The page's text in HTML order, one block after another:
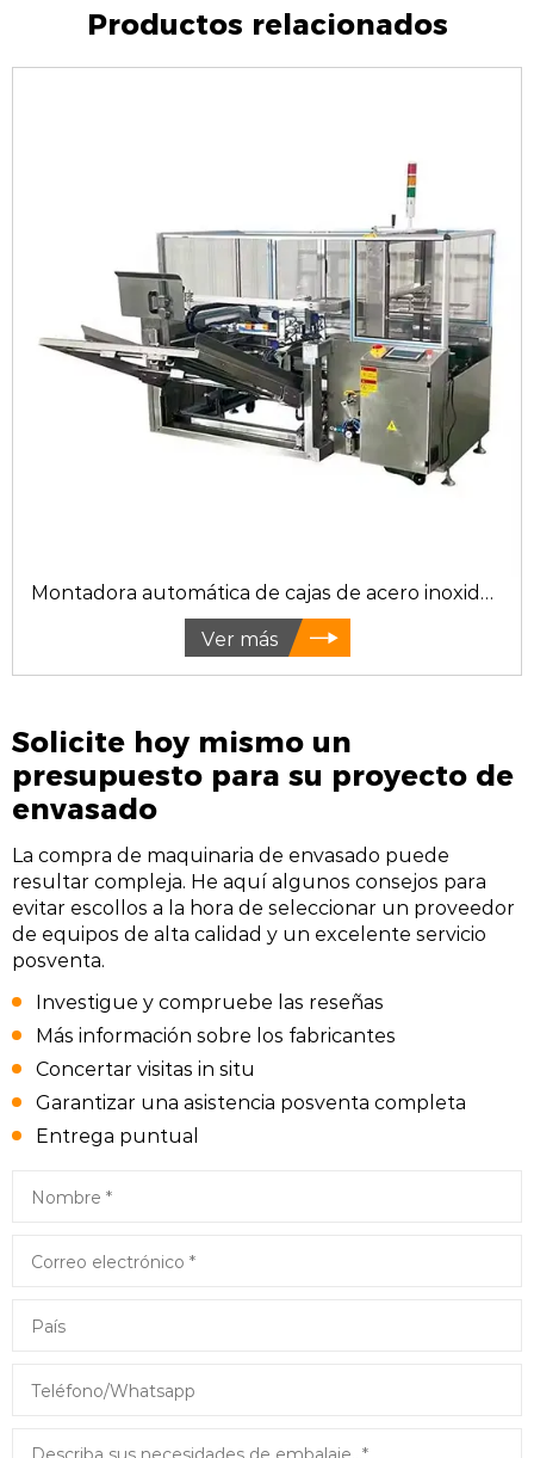
Productos relacionados
Montadora automática de cajas de acero inoxidable
Ver más
Solicite hoy mismo un
presupuesto para su proyecto de
envasado
La compra de maquinaria de envasado puede
resultar compleja. He aquí algunos consejos para
evitar escollos a la hora de seleccionar un proveedor
de equipos de alta calidad y un excelente servicio
posventa.
Investigue y compruebe las reseñas
Más información sobre los fabricantes
Concertar visitas in situ
Garantizar una asistencia posventa completa
Entrega puntual